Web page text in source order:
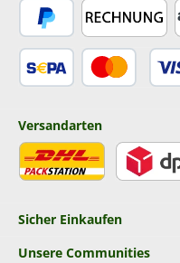
Sicher Einkaufen
Unsere Communities
Versandarten